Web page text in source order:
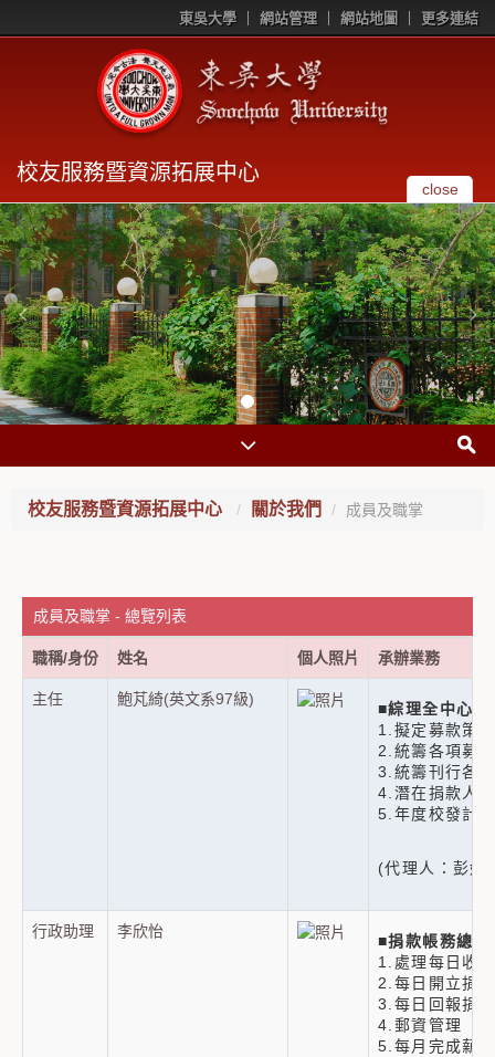
東吳大學 網站管理 網站地圖 更多連結
校友服務暨資源拓展中心
close
校友服務暨資源拓展中心 關於我們 成員及職掌
成員及職掌 - 總覽列表
職稱/身份 姓名 個人照片 承辦業務
主任 鮑芃綺(英文系97級)
■綜理全中心業
1.擬定募款策
2.統籌各項募
3.統籌刊行各
4.潛在捐款人
5.年度校發計
(代理人：彭妍
行政助理 李欣怡
■捐款帳務總籌
1.處理每日收
2.每日開立捐
3.每日回報捐
4.郵資管理
5.每月完成薪